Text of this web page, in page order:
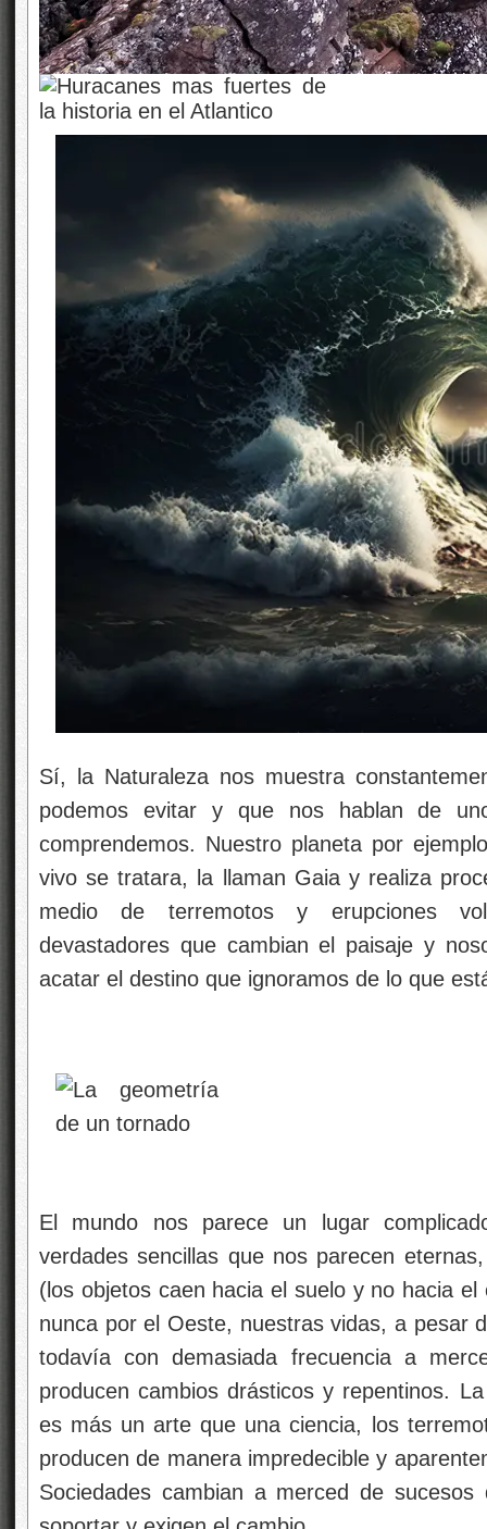
Sí, la Naturaleza nos muestra
podemos evitar y que nos hablan de
comprendemos. Nuestro planeta por
vivo se tratara, la llaman Gaia y realiza
medio de terremotos y erupciones
devastadores que cambian el paisaje y
acatar el destino que ignoramos de lo que
El mundo nos parece un lugar
verdades sencillas que nos parecen
(los objetos caen hacia el suelo y no hacia
nunca por el Oeste, nuestras vidas, a pesar
todavía con demasiada frecuencia a
producen cambios drásticos y repentinos.
es más un arte que una ciencia, los
producen de manera impredecible y
Sociedades cambian a merced de